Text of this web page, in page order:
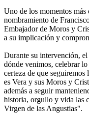
Uno de los momentos más
nombramiento de
Embajador de Moros y
a su implicación y
Durante su intervención,
dónde venimos, celebrar
certeza de que
es Vera y sus Moros y
además a seguir
historia, orgullo y vida las
Virgen de las Angustias".